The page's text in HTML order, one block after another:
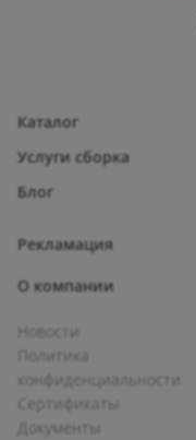
Каталог
Услуги сборка
Блог
Рекламация
О компании
Новости
Политика
конфиденциальности
Сертификаты
Документы